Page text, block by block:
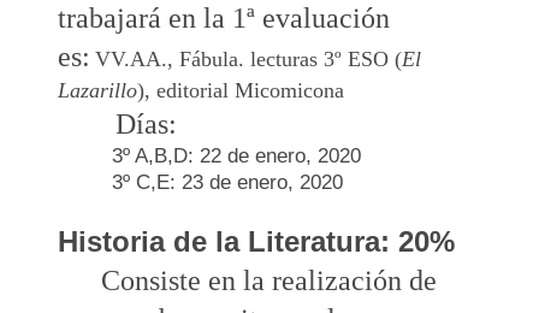
trabajará en la 1ª evaluación
es: VV.AA., Fábula. lecturas 3º ESO (El
Lazarillo), editorial Micomicona
Días:
3º A,B,D: 22 de enero, 2020
3º C,E: 23 de enero, 2020
Historia de la Literatura: 20%
Consiste en la realización de